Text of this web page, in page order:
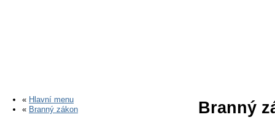
« Hlavní menu
« Branný zákon
Branný